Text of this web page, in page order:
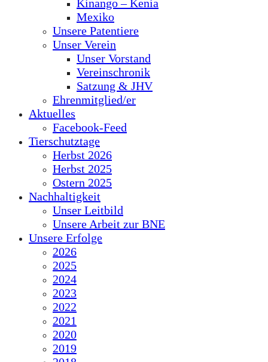
Kinango – Kenia
Mexiko
Unsere Patentiere
Unser Verein
Unser Vorstand
Vereinschronik
Satzung & JHV
Ehrenmitglied/er
Aktuelles
Facebook-Feed
Tierschutztage
Herbst 2026
Herbst 2025
Ostern 2025
Nachhaltigkeit
Unser Leitbild
Unsere Arbeit zur BNE
Unsere Erfolge
2026
2025
2024
2023
2022
2021
2020
2019